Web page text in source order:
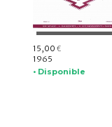
15,00 €
1965
• Disponible